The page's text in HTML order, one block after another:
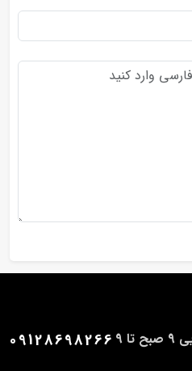
کارشناس فروش (پاسخ گویی 9 صبح تا 9 09128698266